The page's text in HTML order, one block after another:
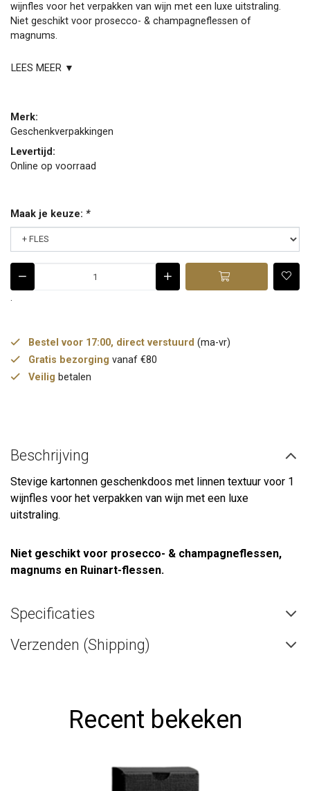
wijnfles voor het verpakken van wijn met een luxe uitstraling.
Niet geschikt voor prosecco- & champagneflessen of
magnums.
LEES MEER ▼
Merk:
Geschenkverpakkingen
Levertijd:
Online op voorraad
Maak je keuze: *
.
Bestel voor 17:00, direct verstuurd (ma-vr)
Gratis bezorging vanaf €80
Veilig betalen
Beschrijving
Stevige kartonnen geschenkdoos met linnen textuur voor 1
wijnfles voor het verpakken van wijn met een luxe
uitstraling.
Niet geschikt voor prosecco- & champagneflessen,
magnums en Ruinart-flessen.
Specificaties
Verzenden (Shipping)
Recent bekeken